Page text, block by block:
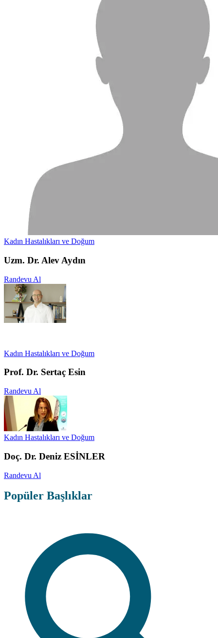
Kadın Hastalıkları ve Doğum
Uzm. Dr. Alev Aydın
Randevu Al
Kadın Hastalıkları ve Doğum
Prof. Dr. Sertaç Esin
Randevu Al
Kadın Hastalıkları ve Doğum
Doç. Dr. Deniz ESİNLER
Randevu Al
Popüler Başlıklar